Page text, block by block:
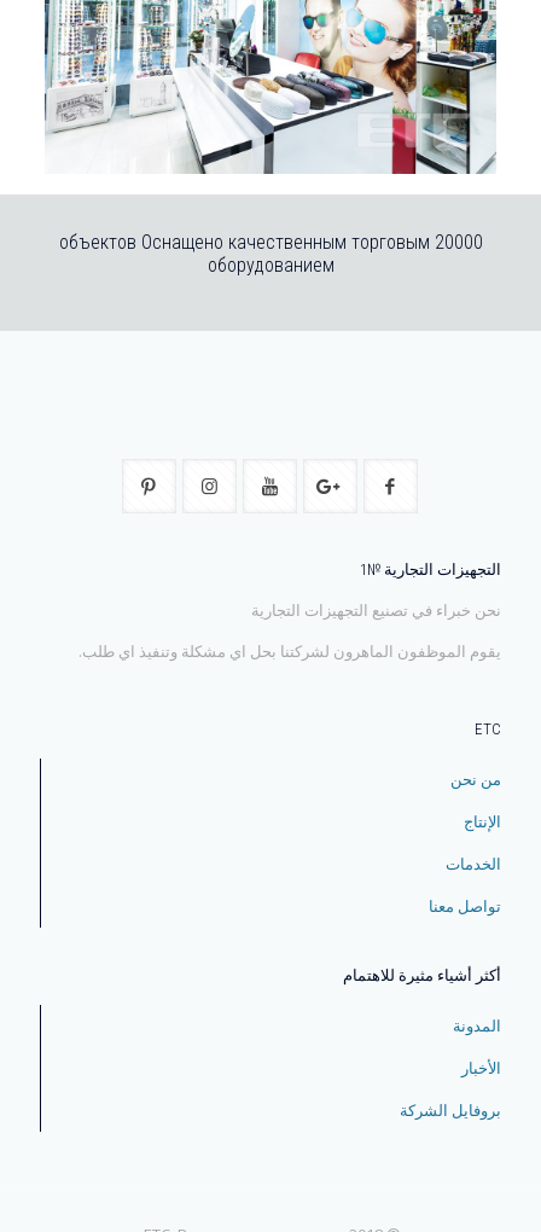
20000 объектов Оснащено качественным торговым
оборудованием
التجهيزات التجارية №1
نحن خبراء في تصنيع التجهيزات التجارية
يقوم الموظفون الماهرون لشركتنا بحل اي مشكلة وتنفيذ اي طلب.
ETC
من نحن
الإنتاج
الخدمات
تواصل معنا
أكثر أشياء مثيرة للاهتمام
المدونة
الأخبار
بروفايل الشركة